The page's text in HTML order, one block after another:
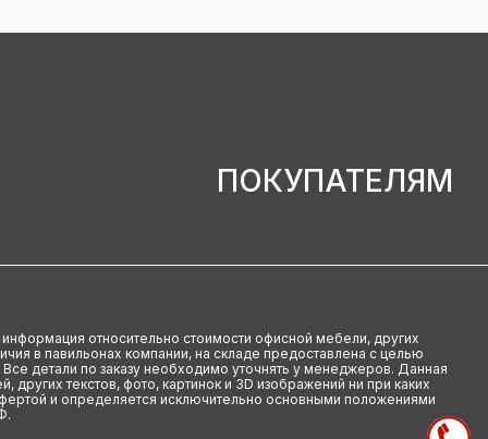
ПОКУПАТЕЛЯМ
относительно стоимости офисной мебели, других
в павильонах компании, на складе предоставлена с целью
детали по заказу необходимо уточнять у менеджеров. Данная
других текстов, фото, картинок и 3D изображений ни при каких
и определяется исключительно основными положениями